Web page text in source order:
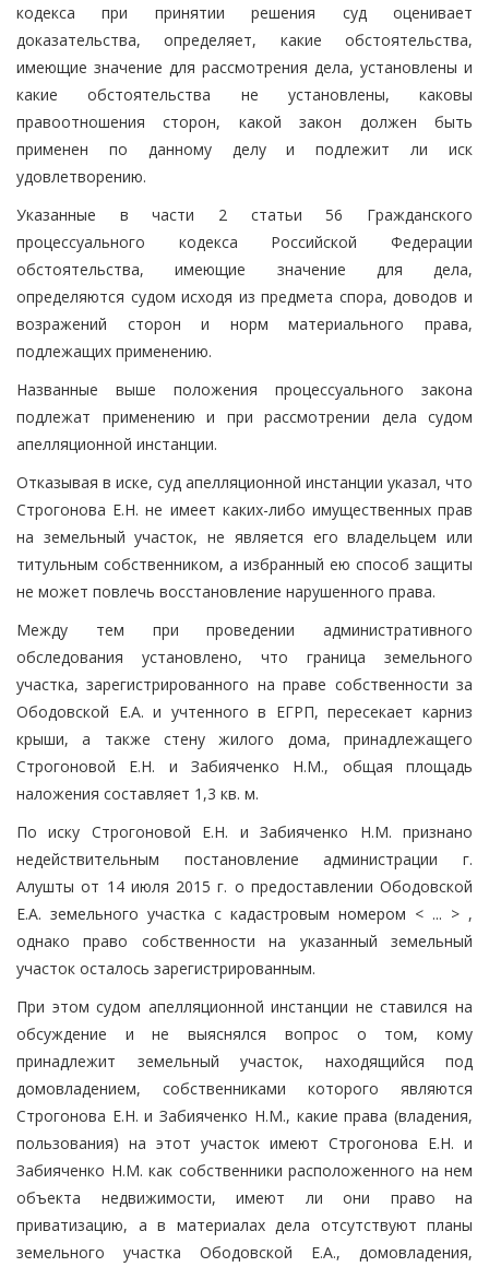
кодекса при принятии решения суд оценивает
доказательства, определяет, какие обстоятельства,
имеющие значение для рассмотрения дела, установлены и
какие обстоятельства не установлены, каковы
правоотношения сторон, какой закон должен быть
применен по данному делу и подлежит ли иск
удовлетворению.
Указанные в части 2 статьи 56 Гражданского
процессуального кодекса Российской Федерации
обстоятельства, имеющие значение для дела,
определяются судом исходя из предмета спора, доводов и
возражений сторон и норм материального права,
подлежащих применению.
Названные выше положения процессуального закона
подлежат применению и при рассмотрении дела судом
апелляционной инстанции.
Отказывая в иске, суд апелляционной инстанции указал, что
Строгонова Е.Н. не имеет каких-либо имущественных прав
на земельный участок, не является его владельцем или
титульным собственником, а избранный ею способ защиты
не может повлечь восстановление нарушенного права.
Между тем при проведении административного
обследования установлено, что граница земельного
участка, зарегистрированного на праве собственности за
Ободовской Е.А. и учтенного в ЕГРП, пересекает карниз
крыши, а также стену жилого дома, принадлежащего
Строгоновой Е.Н. и Забияченко Н.М., общая площадь
наложения составляет 1,3 кв. м.
По иску Строгоновой Е.Н. и Забияченко Н.М. признано
недействительным постановление администрации г.
Алушты от 14 июля 2015 г. о предоставлении Ободовской
Е.А. земельного участка с кадастровым номером < ... > ,
однако право собственности на указанный земельный
участок осталось зарегистрированным.
При этом судом апелляционной инстанции не ставился на
обсуждение и не выяснялся вопрос о том, кому
принадлежит земельный участок, находящийся под
домовладением, собственниками которого являются
Строгонова Е.Н. и Забияченко Н.М., какие права (владения,
пользования) на этот участок имеют Строгонова Е.Н. и
Забияченко Н.М. как собственники расположенного на нем
объекта недвижимости, имеют ли они право на
приватизацию, а в материалах дела отсутствуют планы
земельного участка Ободовской Е.А., домовладения,